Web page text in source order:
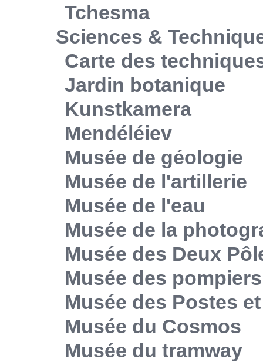
Tchesma
Sciences &
Carte des
Jardin botanique
Kunstkamera
Mendéléiev
Musée de géologie
Musée de l'artillerie
Musée de l'eau
Musée de la
Musée des Deux
Musée des pompiers
Musée des Postes
Musée du Cosmos
Musée du tramway